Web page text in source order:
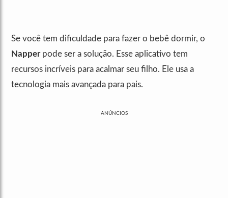
Se você tem dificuldade para fazer o bebê dormir, o
Napperpode ser a solução. Esse aplicativo tem
recursos incríveis para acalmar seu filho. Ele usa a
tecnologia mais avançada para pais.
ANÚNCIOS